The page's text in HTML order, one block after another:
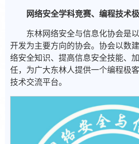
网络安全学科竞赛、编程技术
东林网络安全与信息化协会是
开发为主要方向的协会。协会以数
络安全知识、提高信息安全技能、
任，为广大东林人提供一个编程极
技术交流平台。